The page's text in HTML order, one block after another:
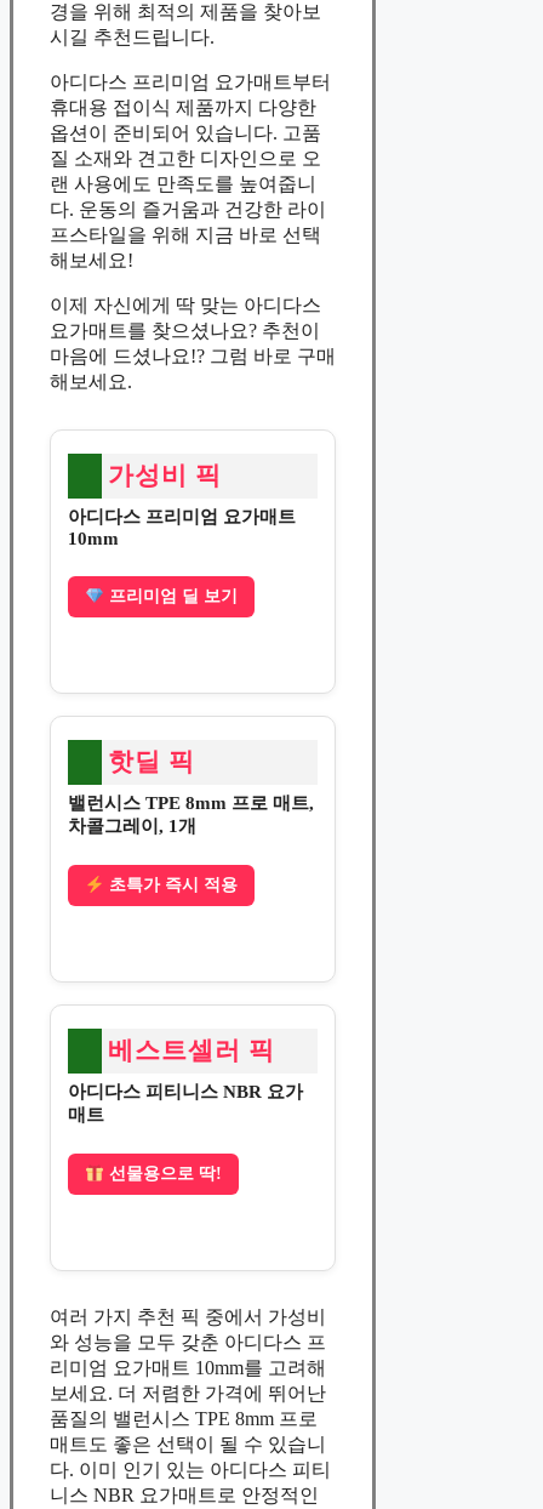
경을 위해 최적의 제품을 찾아보
시길 추천드립니다.
아디다스 프리미엄 요가매트부터
휴대용 접이식 제품까지 다양한
옵션이 준비되어 있습니다. 고품
질 소재와 견고한 디자인으로 오
랜 사용에도 만족도를 높여줍니
다. 운동의 즐거움과 건강한 라이
프스타일을 위해 지금 바로 선택
해보세요!
이제 자신에게 딱 맞는 아디다스
요가매트를 찾으셨나요? 추천이
마음에 드셨나요!? 그럼 바로 구매
해보세요.
가성비 픽
아디다스 프리미엄 요가매트
10mm
프리미엄 딜 보기
핫딜 픽
밸런시스 TPE 8mm 프로 매트,
차콜그레이, 1개
초특가 즉시 적용
베스트셀러 픽
아디다스 피티니스 NBR 요가
매트
선물용으로 딱!
여러 가지 추천 픽 중에서 가성비
와 성능을 모두 갖춘 아디다스 프
리미엄 요가매트 10mm를 고려해
보세요. 더 저렴한 가격에 뛰어난
품질의 밸런시스 TPE 8mm 프로
매트도 좋은 선택이 될 수 있습니
다. 이미 인기 있는 아디다스 피티
니스 NBR 요가매트로 안정적인